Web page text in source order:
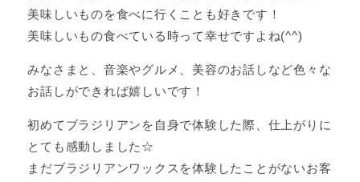
美味しいものを食べに行くことも好きです！
美味しいもの食べている時って幸せですよね(^^)
みなさまと、音楽やグルメ、美容のお話しなど色々な
お話しができれば嬉しいです！
初めてブラジリアンを自身で体験した際、仕上がりに
とても感動しました☆
まだブラジリアンワックスを体験したことがないお客